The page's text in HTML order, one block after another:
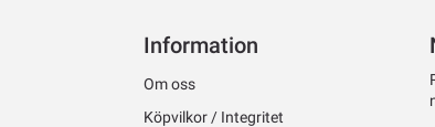
Information
Om oss
Köpvilkor / Integritet